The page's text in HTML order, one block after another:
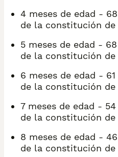
4 meses de edad -
de la constitución de
5 meses de edad -
de la constitución de
6 meses de edad -
de la constitución de
7 meses de edad -
de la constitución de
8 meses de edad -
de la constitución de